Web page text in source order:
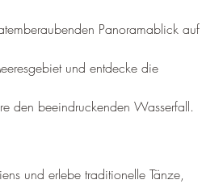
Panoramablick auf
und entdecke die
den beeindruckenden Wasserfall.
und erlebe traditionelle Tänze,